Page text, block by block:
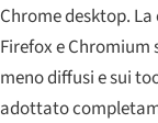
Chrome desktop.
Firefox e
meno diffusi e sui
adottato